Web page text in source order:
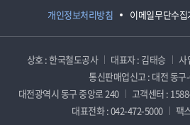
개인정보처리방침 이메일무단수집
상호 : 한국철도공사 대표자 : 김태승
사
통신판매업신고 : 대전 동구
대전광역시 동구 중앙로 240
고객센터 :
대표전화 : 042-472-5000
팩